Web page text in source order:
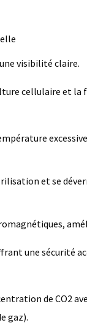
visibilité claire.
cellulaire et la
et se
une sécurité
de CO2
gaz).